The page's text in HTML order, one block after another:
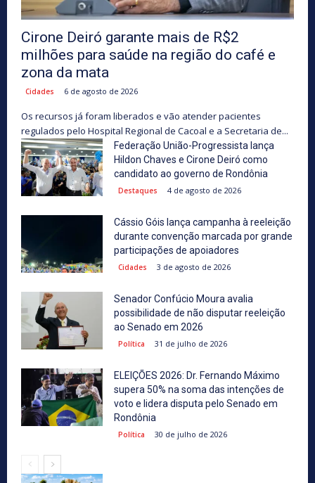
Cirone Deiró garante mais de R$2
milhões para saúde na região do café e
zona da mata
Cidades 6 de agosto de 2026
Os recursos já foram liberados e vão atender pacientes
regulados pelo Hospital Regional de Cacoal e a Secretaria de...
Federação União-Progressista lança
Hildon Chaves e Cirone Deiró como
candidato ao governo de Rondônia
Destaques 4 de agosto de 2026
Cássio Góis lança campanha à reeleição
durante convenção marcada por grande
participações de apoiadores
Cidades 3 de agosto de 2026
Senador Confúcio Moura avalia
possibilidade de não disputar reeleição
ao Senado em 2026
Política 31 de julho de 2026
ELEIÇÕES 2026: Dr. Fernando Máximo
supera 50% na soma das intenções de
voto e lidera disputa pelo Senado em
Rondônia
Política 30 de julho de 2026